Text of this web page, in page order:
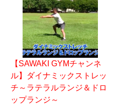
【SAWAKI GYMチャンネ
ル】ダイナミックストレッ
チ～ラテラルランジ＆ドロ
ップランジ～